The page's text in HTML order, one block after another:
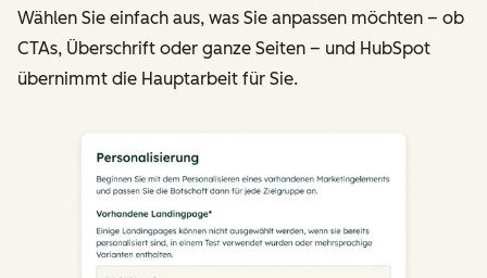
Wählen Sie einfach aus, was Sie anpassen möchten – ob
CTAs, Überschrift oder ganze Seiten – und HubSpot
übernimmt die Hauptarbeit für Sie.